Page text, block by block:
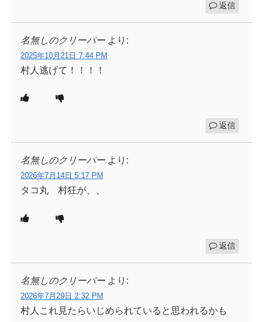
返信
名無しのクリーパー より:
2025年10月21日 7:44 PM
村人逃げて！！！！
返信
名無しのクリーパー より:
2026年7月14日 5:17 PM
タコ丸 村狂が、、
返信
名無しのクリーパー より:
2026年7月29日 2:32 PM
村人これ見たらいじめられていると思われるかも